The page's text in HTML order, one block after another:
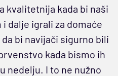
kvalitetnija kada bi naši
dalje igrali za domaće
bi navijači sigurno bili
kada bismo ih
nedelju. I to ne nužno